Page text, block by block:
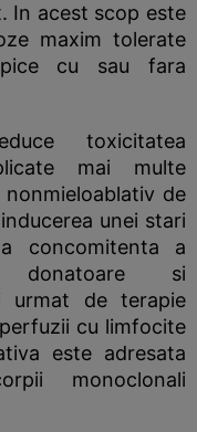
In acest scop este
maxim tolerate
cu sau fara
toxicitatea
mai multe
de
unei stari
concomitenta a
donatoare si
urmat de terapie
cu limfocite
este adresata
monoclonali